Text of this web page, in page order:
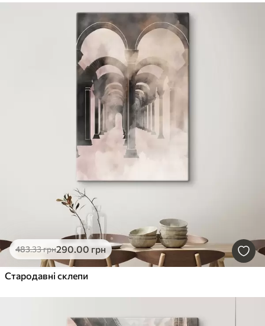
483.33грн290.00 грн
Стародавні склепи